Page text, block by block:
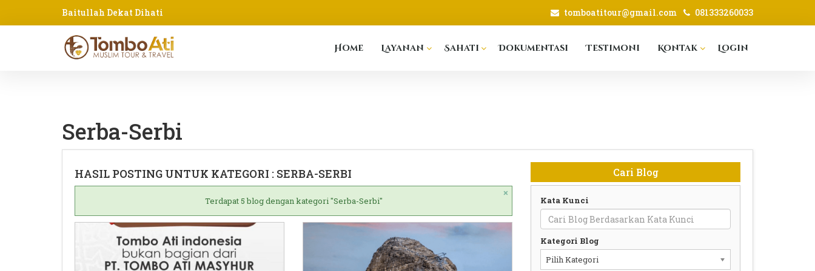
Baitullah Dekat Dihati tomboatitour@gmail.com 081333260033
Home Layanan Sahati Dokumentasi Testimoni Kontak Login
Serba-Serbi
HASIL POSTING UNTUK KATEGORI : SERBA-SERBI
Terdapat 5 blog dengan kategori "Serba-Serbi"
×
Cari Blog
Kata Kunci
Kategori Blog
Pilih Kategori